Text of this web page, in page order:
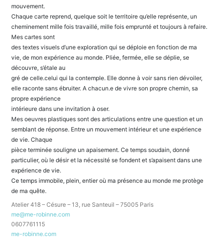
mouvement.
Chaque carte reprend, quelque soit le territoire qu’elle représente, un
cheminement mille fois travaillé, mille fois emprunté et toujours à refaire.
Mes cartes sont
des textes visuels d’une exploration qui se déploie en fonction de ma
vie, de mon expérience au monde. Pliée, fermée, elle se déplie, se
découvre, s’étale au
gré de celle.celui qui la contemple. Elle donne à voir sans rien dévoiler,
elle raconte sans ébruiter. A chacun.e de vivre son propre chemin, sa
propre expérience
intérieure dans une invitation à oser.
Mes oeuvres plastiques sont des articulations entre une question et un
semblant de réponse. Entre un mouvement intérieur et une expérience
de vie. Chaque
pièce terminée souligne un apaisement. Ce temps soudain, donné
particulier, où le désir et la nécessité se fondent et s’apaisent dans une
expérience de vie.
Ce temps immobile, plein, entier où ma présence au monde me protège
de ma quête.
Atelier 418 – Césure – 13, rue Santeuil – 75005 Paris
me@me-robinne.com
0607761115
me-robinne.com